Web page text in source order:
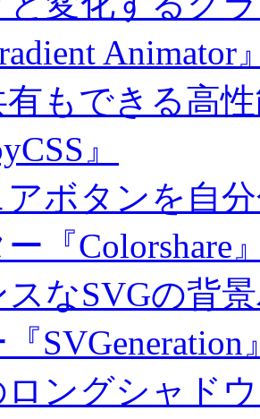
Animator
有もできる高
』
ボタンを自
『Colorshare
なSVGの背
SVGeneration
ングシャド